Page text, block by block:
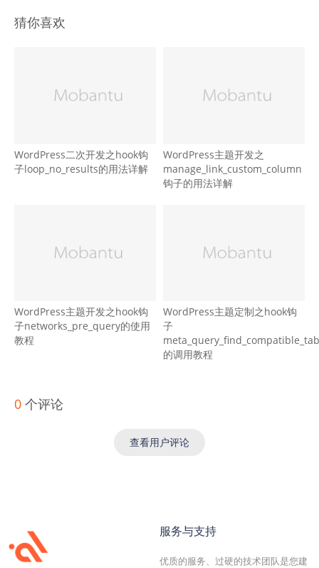
猜你喜欢
WordPress二次开发之hook钩
子loop_no_results的用法详解
WordPress主题开发之
manage_link_custom_column
钩子的用法详解
WordPress主题开发之hook钩
子networks_pre_query的使用
教程
WordPress主题定制之hook钩
子
的调用教程
0 个评论
查看用户评论
服务与支持
优质的服务、过硬的技术团队是您建